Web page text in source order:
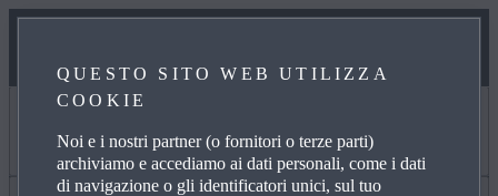
QUESTO SITO WEB UTILIZZA
COOKIE
Noi e i nostri partner (o fornitori o terze parti)
archiviamo e accediamo ai dati personali, come i dati
di navigazione o gli identificatori unici, sul tuo